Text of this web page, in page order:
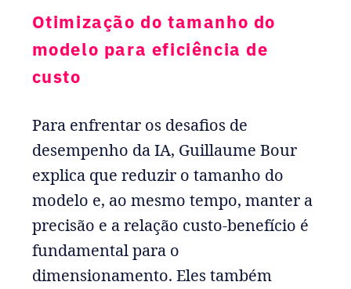
Otimização do tamanho do
modelo para eficiência de
custo
Para enfrentar os desafios de
desempenho da IA, Guillaume Bour
explica que reduzir o tamanho do
modelo e, ao mesmo tempo, manter a
precisão e a relação custo-benefício é
fundamental para o
dimensionamento. Eles também